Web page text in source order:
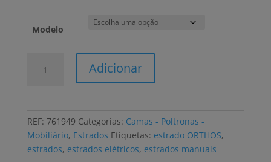
Modelo
VICTORY
manual
Adicionar
REF: 761949 Categorias: Camas - Poltronas -
Mobiliário, Estrados Etiquetas: estrado ORTHOS,
estrados, estrados elétricos, estrados manuais